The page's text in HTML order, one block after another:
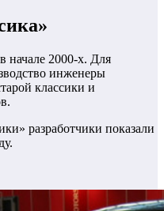
начале 2000-х. Для
инженеры
классики и
разработчики показали